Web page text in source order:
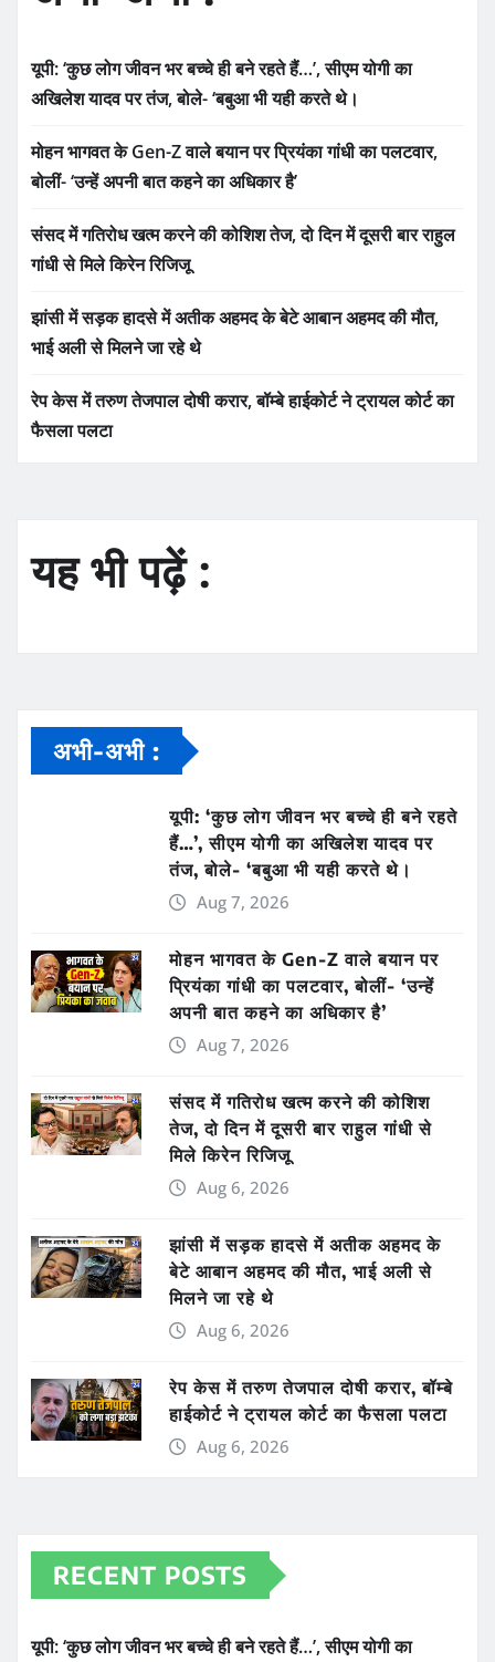
यूपी: ‘कुछ लोग जीवन भर बच्चे ही बने रहते हैं…’, सीएम योगी का
अखिलेश यादव पर तंज, बोले- ‘बबुआ भी यही करते थे।
मोहन भागवत के Gen-Z वाले बयान पर प्रियंका गांधी का पलटवार,
बोलीं- ‘उन्हें अपनी बात कहने का अधिकार है’
संसद में गतिरोध खत्म करने की कोशिश तेज, दो दिन में दूसरी बार राहुल
गांधी से मिले किरेन रिजिजू
झांसी में सड़क हादसे में अतीक अहमद के बेटे आबान अहमद की मौत,
भाई अली से मिलने जा रहे थे
रेप केस में तरुण तेजपाल दोषी करार, बॉम्बे हाईकोर्ट ने ट्रायल कोर्ट का
फैसला पलटा
यह भी पढ़ें :
अभी-अभी :
यूपी: ‘कुछ लोग जीवन भर बच्चे ही बने रहते
हैं…’, सीएम योगी का अखिलेश यादव पर
तंज, बोले- ‘बबुआ भी यही करते थे।
Aug 7, 2026
मोहन भागवत के Gen-Z वाले बयान पर
प्रियंका गांधी का पलटवार, बोलीं- ‘उन्हें
अपनी बात कहने का अधिकार है’
Aug 7, 2026
संसद में गतिरोध खत्म करने की कोशिश
तेज, दो दिन में दूसरी बार राहुल गांधी से
मिले किरेन रिजिजू
Aug 6, 2026
झांसी में सड़क हादसे में अतीक अहमद के
बेटे आबान अहमद की मौत, भाई अली से
मिलने जा रहे थे
Aug 6, 2026
रेप केस में तरुण तेजपाल दोषी करार, बॉम्बे
हाईकोर्ट ने ट्रायल कोर्ट का फैसला पलटा
Aug 6, 2026
RECENT POSTS
यूपी: ‘कुछ लोग जीवन भर बच्चे ही बने रहते हैं…’, सीएम योगी का